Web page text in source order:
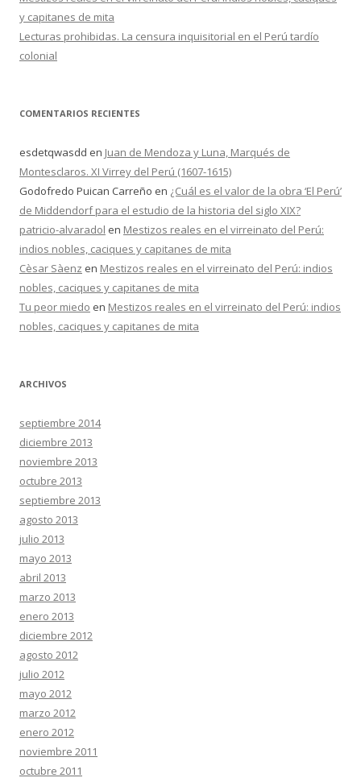
y capitanes de mita
Lecturas prohibidas. La censura inquisitorial en el Perú tardío
colonial
COMENTARIOS RECIENTES
esdetqwasdd en Juan de Mendoza y Luna, Marqués de
Montesclaros. XI Virrey del Perú (1607-1615)
Godofredo Puican Carreño en ¿Cuál es el valor de la obra ‘El Perú’
de Middendorf para el estudio de la historia del siglo XIX?
patricio-alvaradol en Mestizos reales en el virreinato del Perú:
indios nobles, caciques y capitanes de mita
Cèsar Sàenz en Mestizos reales en el virreinato del Perú: indios
nobles, caciques y capitanes de mita
Tu peor miedo en Mestizos reales en el virreinato del Perú: indios
nobles, caciques y capitanes de mita
ARCHIVOS
septiembre 2014
diciembre 2013
noviembre 2013
octubre 2013
septiembre 2013
agosto 2013
julio 2013
mayo 2013
abril 2013
marzo 2013
enero 2013
diciembre 2012
agosto 2012
julio 2012
mayo 2012
marzo 2012
enero 2012
noviembre 2011
octubre 2011